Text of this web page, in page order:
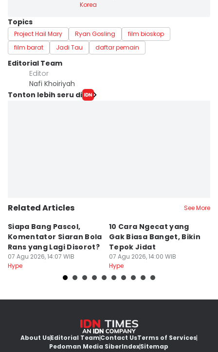
Korea
Topics
Project Hail Mary Ryan Gosling
film bioskop
film barat
Jadi Tau daftar pemain
Editorial Team
Editor
Nafi Khoiriyah
Tonton lebih seru di
Related Articles See More
Siapa Bang Pascol,
Komentator Siaran Bola
Rans yang Lagi Disorot?
07 Agu 2026, 14:07 WIB
Hype
10 Cara Ngecat yang
Gak Biasa Banget, Bikin
Tepok Jidat
07 Agu 2026, 14:00 WIB
Hype
About UsEditorial TeamContact UsTerms of Services
Pedoman Media SiberIndexSitemap